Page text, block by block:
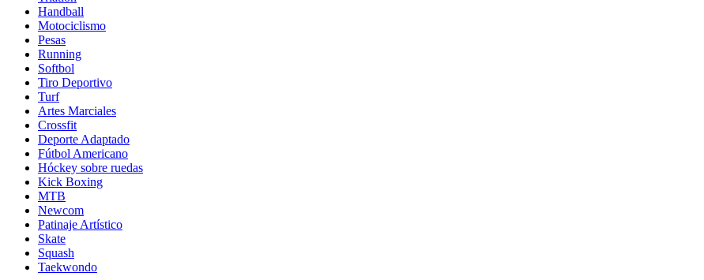
Handball
Motociclismo
Pesas
Running
Softbol
Tiro Deportivo
Turf
Artes Marciales
Crossfit
Deporte Adaptado
Fútbol Americano
Hóckey sobre ruedas
Kick Boxing
MTB
Newcom
Patinaje Artístico
Skate
Squash
Taekwondo